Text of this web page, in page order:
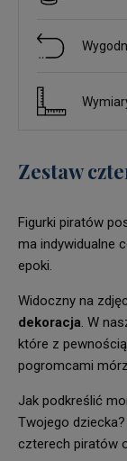
Zestaw
Figurki piratów
ma indywidualne
epoki.
Widoczny na
dekoracja. W
które z
pogromcami
Jak podkreślić
Twojego
czterech piratów